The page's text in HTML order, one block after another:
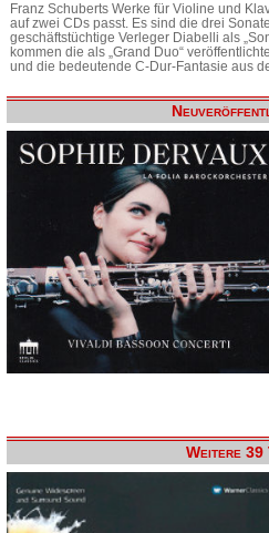
Franz Schuberts Werke für Violine und
auf zwei CDs passt. Es sind die drei
geschäftstüchtige Verleger Diabelli als
kommen die als „Grand Duo“
und die bedeutende C-Dur-Fantasie aus
Weitere 39